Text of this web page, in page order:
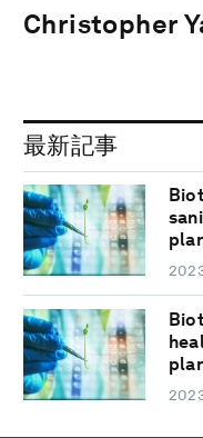
Christopher
最新記事